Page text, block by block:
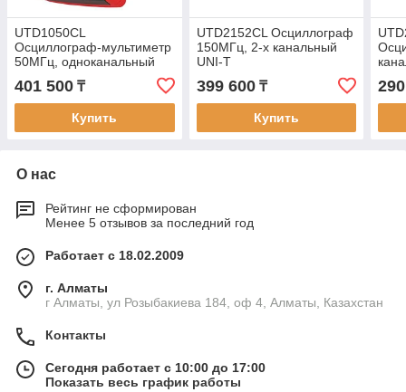
UTD1050CL
Осциллограф-мультиметр
50МГц, одноканальный
401 500 ₸
Купить
UTD2152CL Осциллограф
150МГц, 2-х канальный
UNI-T
399 600₸
Купить
О нас
Рейтинг не сформирован
Менее 5 отзывов за последний год
Работает с 18.02.2009
г. Алматы
г Алматы, ул Розыбакиева 184, оф 4, Алматы, Казахстан
Контакты
Сегодня работает с 10:00 до 17:00
Показать весь график работы